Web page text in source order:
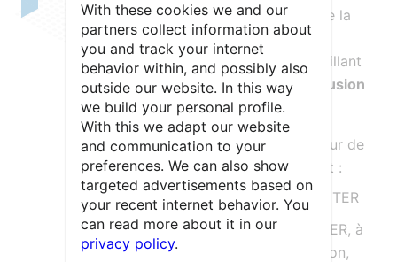
L'IRFM est un Institut de la Direction de la
recherche fondamentale du CEA. Il
regroupe environ 250 personnes travaillant
sur une nouvelle source d’énergie :
la fusion
par confinement magnétique.
Il assure des activités structurées autour de
3 axes de recherche et développement :
Contribuer à la réalisation du projet ITER
Préparer l'opération scientifique d'ITER, à
travers des activités d’expérimentation,
With these cookies we and our
partners collect information about
you and track your internet
behavior within, and possibly also
outside our website. In this way
we build your personal profile.
With this we adapt our website
and communication to your
preferences. We can also show
targeted advertisements based on
your recent internet behavior. You
can read more about it in our
privacy policy.